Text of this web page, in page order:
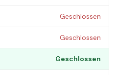
Geschlossen
Geschlossen
Geschlossen